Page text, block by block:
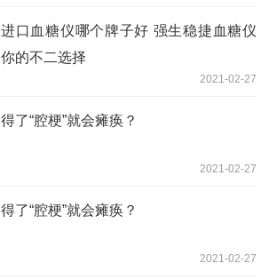
进口血糖仪哪个牌子好 强生稳捷血糖仪
你的不二选择
2021-02-27
得了“腔梗”就会瘫痪？
2021-02-27
得了“腔梗”就会瘫痪？
2021-02-27